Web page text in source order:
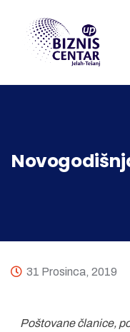
31 Prosinca, 2019
Poštovane članice,